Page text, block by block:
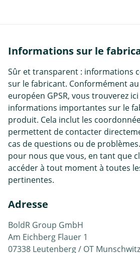
Informations sur le
Sûr et transparent : informations
sur le fabricant. Conformément
européen GPSR, vous trouverez
informations importantes sur le
produit. Cela inclut les
permettent de contacter
cas de questions ou de
pour nous que vous, en tant que
accéder à tout moment à toutes
pertinentes.
Adresse
BoldR Group GmbH
Am Eichberg Flauer 1
07338 Leutenberg / OT Munschwitz